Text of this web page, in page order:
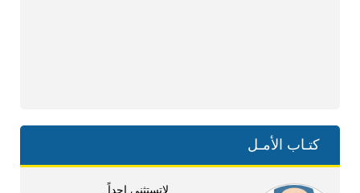
كتـاب الأمـل
لاتستثني احداً